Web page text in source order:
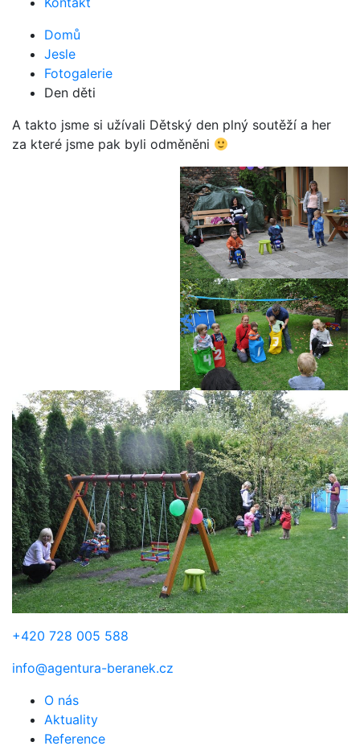
Domů
Jesle
Fotogalerie
Den děti
A takto jsme si užívali Dětský den plný soutěží a her
za které jsme pak byli odměněni
+420 728 005 588
info@agentura-beranek.cz
O nás
Aktuality
Reference